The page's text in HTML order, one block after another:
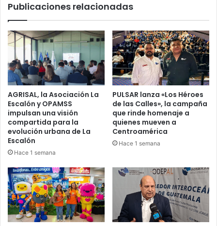
Publicaciones relacionadas
AGRISAL, la Asociación La
Escalón y OPAMSS
impulsan una visión
compartida para la
evolución urbana de La
Escalón
Hace 1 semana
PULSAR lanza «Los Héroes
de las Calles», la campaña
que rinde homenaje a
quienes mueven a
Centroamérica
Hace 1 semana